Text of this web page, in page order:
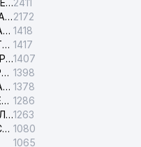
ТЕЛЕФОНЫ ДОВЕРИЯ ГЕНЕРАЛЬНОЙ ПРОКУРАТУРЫ РЕСПУБЛИКИ УЗБЕКИСТАН2411
АЛМАЗАРСКАЯ АВАРИЙНАЯ СЛУЖБА ЭЛЕКТРОСЕТИ2172
УЧТЕПИНСКАЯ АВАРИЙНАЯ СЛУЖБА ЭЛЕКТРОСЕТИ 1418
TOSHKENT SHAHAR ELEKTR TARMOQLARI KORXONASI АО 1417
ШАЙХАНТАХУРСКАЯ АВАРИЙНАЯ СЛУЖБА ЭЛЕКТРОСЕТИ1407
САМАРКАНД ЭЛЕКТР ТАРМОКЛАРИ АО 1398
SURHONDARYO ELEKTR TARMOKLARI АО 1378
АВАРИЙНАЯ СЛУЖБА ЭЛЕКТРОСЕТИ ТАШКЕНТСКОГО РАЙОНА 1286
СПРАВОЧНОЕ БЮРО О ТЕЛЕФОНАХ ОРГАНИЗАЦИЙ г. ТАШКЕНТА1263
ТЕЛЕФОНЫ ДОВЕРИЯ ГОСУДАРСТВЕННОГО ЦЕНТРА ТЕСТИРОВАНИЯ 1080
1065